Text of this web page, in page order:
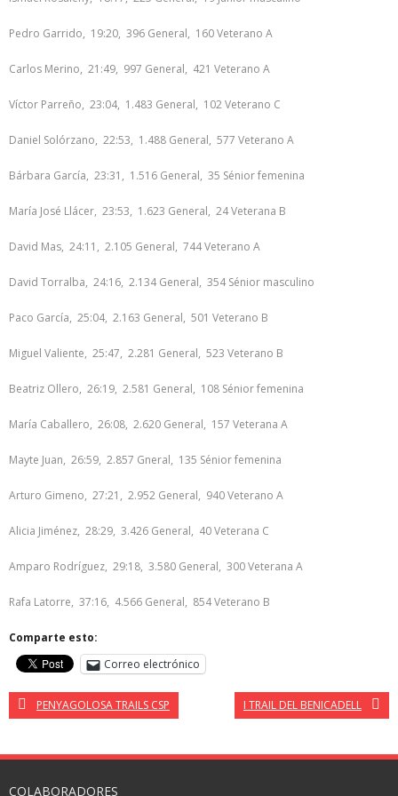
Pedro Garrido, 19:20, 396 General, 160 Veterano A
Carlos Merino, 21:49, 997 General, 421 Veterano A
Víctor Parreño, 23:04, 1.483 General, 102 Veterano C
Daniel Solórzano, 22:53, 1.488 General, 577 Veterano A
Bárbara García, 23:31, 1.516 General, 35 Sénior femenina
María José Llácer, 23:53, 1.623 General, 24 Veterana B
David Mas, 24:11, 2.105 General, 744 Veterano A
David Torralba, 24:16, 2.134 General, 354 Sénior masculino
Paco García, 25:04, 2.163 General, 501 Veterano B
Miguel Valiente, 25:47, 2.281 General, 523 Veterano B
Beatriz Ollero, 26:19, 2.581 General, 108 Sénior femenina
María Caballero, 26:08, 2.620 General, 157 Veterana A
Mayte Juan, 26:59, 2.857 Gneral, 135 Sénior femenina
Arturo Gimeno, 27:21, 2.952 General, 940 Veterano A
Alicia Jiménez, 28:29, 3.426 General, 40 Veterana C
Amparo Rodríguez, 29:18, 3.580 General, 300 Veterana A
Rafa Latorre, 37:16, 4.566 General, 854 Veterano B
Comparte esto:
Correo electrónico
PENYAGOLOSA TRAILS CSP I TRAIL DEL BENICADELL
COLABORADORES